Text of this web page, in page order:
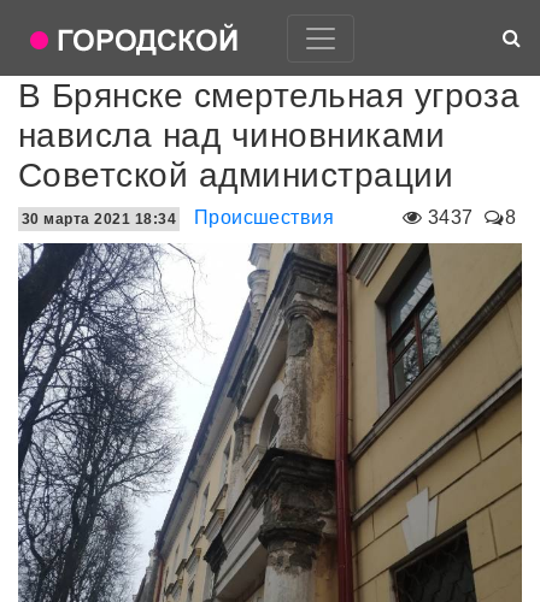
В Брянске смертельная угроза
нависла над чиновниками
Советской администрации
3437 8
30 марта 2021 18:34 Происшествия